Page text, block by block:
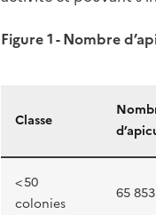
Figure 1 - Nombre
Classe
< 50
colonies
65 853